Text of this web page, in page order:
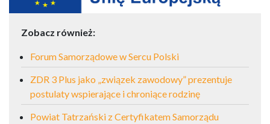
Zobacz również:
Forum Samorządowe w Sercu Polski
ZDR 3 Plus jako „związek zawodowy” prezentuje
postulaty wspierające i chroniące rodzinę
Powiat Tatrzański z Certyfikatem Samorządu